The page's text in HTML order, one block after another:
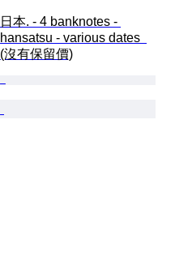
日本. - 4 banknotes -
hansatsu - various dates
(沒有保留價)